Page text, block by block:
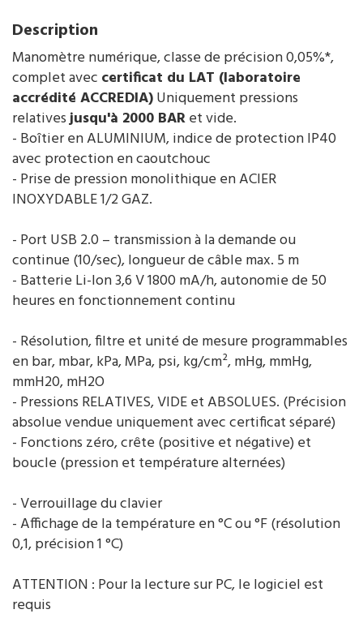
Description
Manomètre numérique, classe de précision 0,05%*,
complet avec certificat du LAT (laboratoire
accrédité ACCREDIA)Uniquement pressions
relativesjusqu'à 2000 BARet vide.
- Boîtier en ALUMINIUM, indice de protection IP40
avec protection en caoutchouc
- Prise de pression monolithique en ACIER
INOXYDABLE 1/2 GAZ.
- Port USB 2.0 – transmission à la demande ou
continue (10/sec), longueur de câble max. 5 m
- Batterie Li-Ion 3,6 V 1800 mA/h, autonomie de 50
heures en fonctionnement continu
- Résolution, filtre et unité de mesure programmables
en bar, mbar, kPa, MPa, psi, kg/cm², mHg, mmHg,
mmH20, mH2O
- Pressions RELATIVES, VIDE et ABSOLUES. (Précision
absolue vendue uniquement avec certificat séparé)
- Fonctions zéro, crête (positive et négative) et
boucle (pression et température alternées)
- Verrouillage du clavier
- Affichage de la température en °C ou °F (résolution
0,1, précision 1 °C)
ATTENTION : Pour la lecture sur PC, le logiciel est
requis